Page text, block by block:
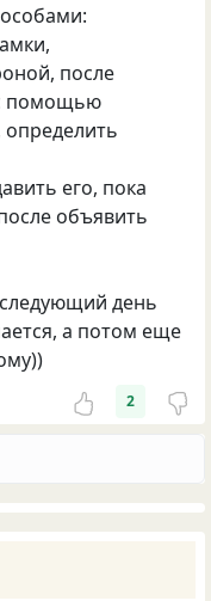
после
помощью
определить
его, пока
объявить
следующий день
а потом еще
2